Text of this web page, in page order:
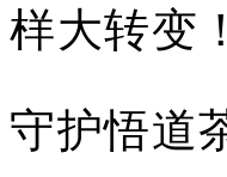
样大转变
守护悟道